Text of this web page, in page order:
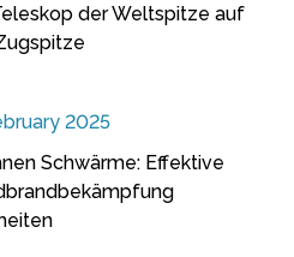
der Weltspitze auf
2025
Schwärme: Effektive